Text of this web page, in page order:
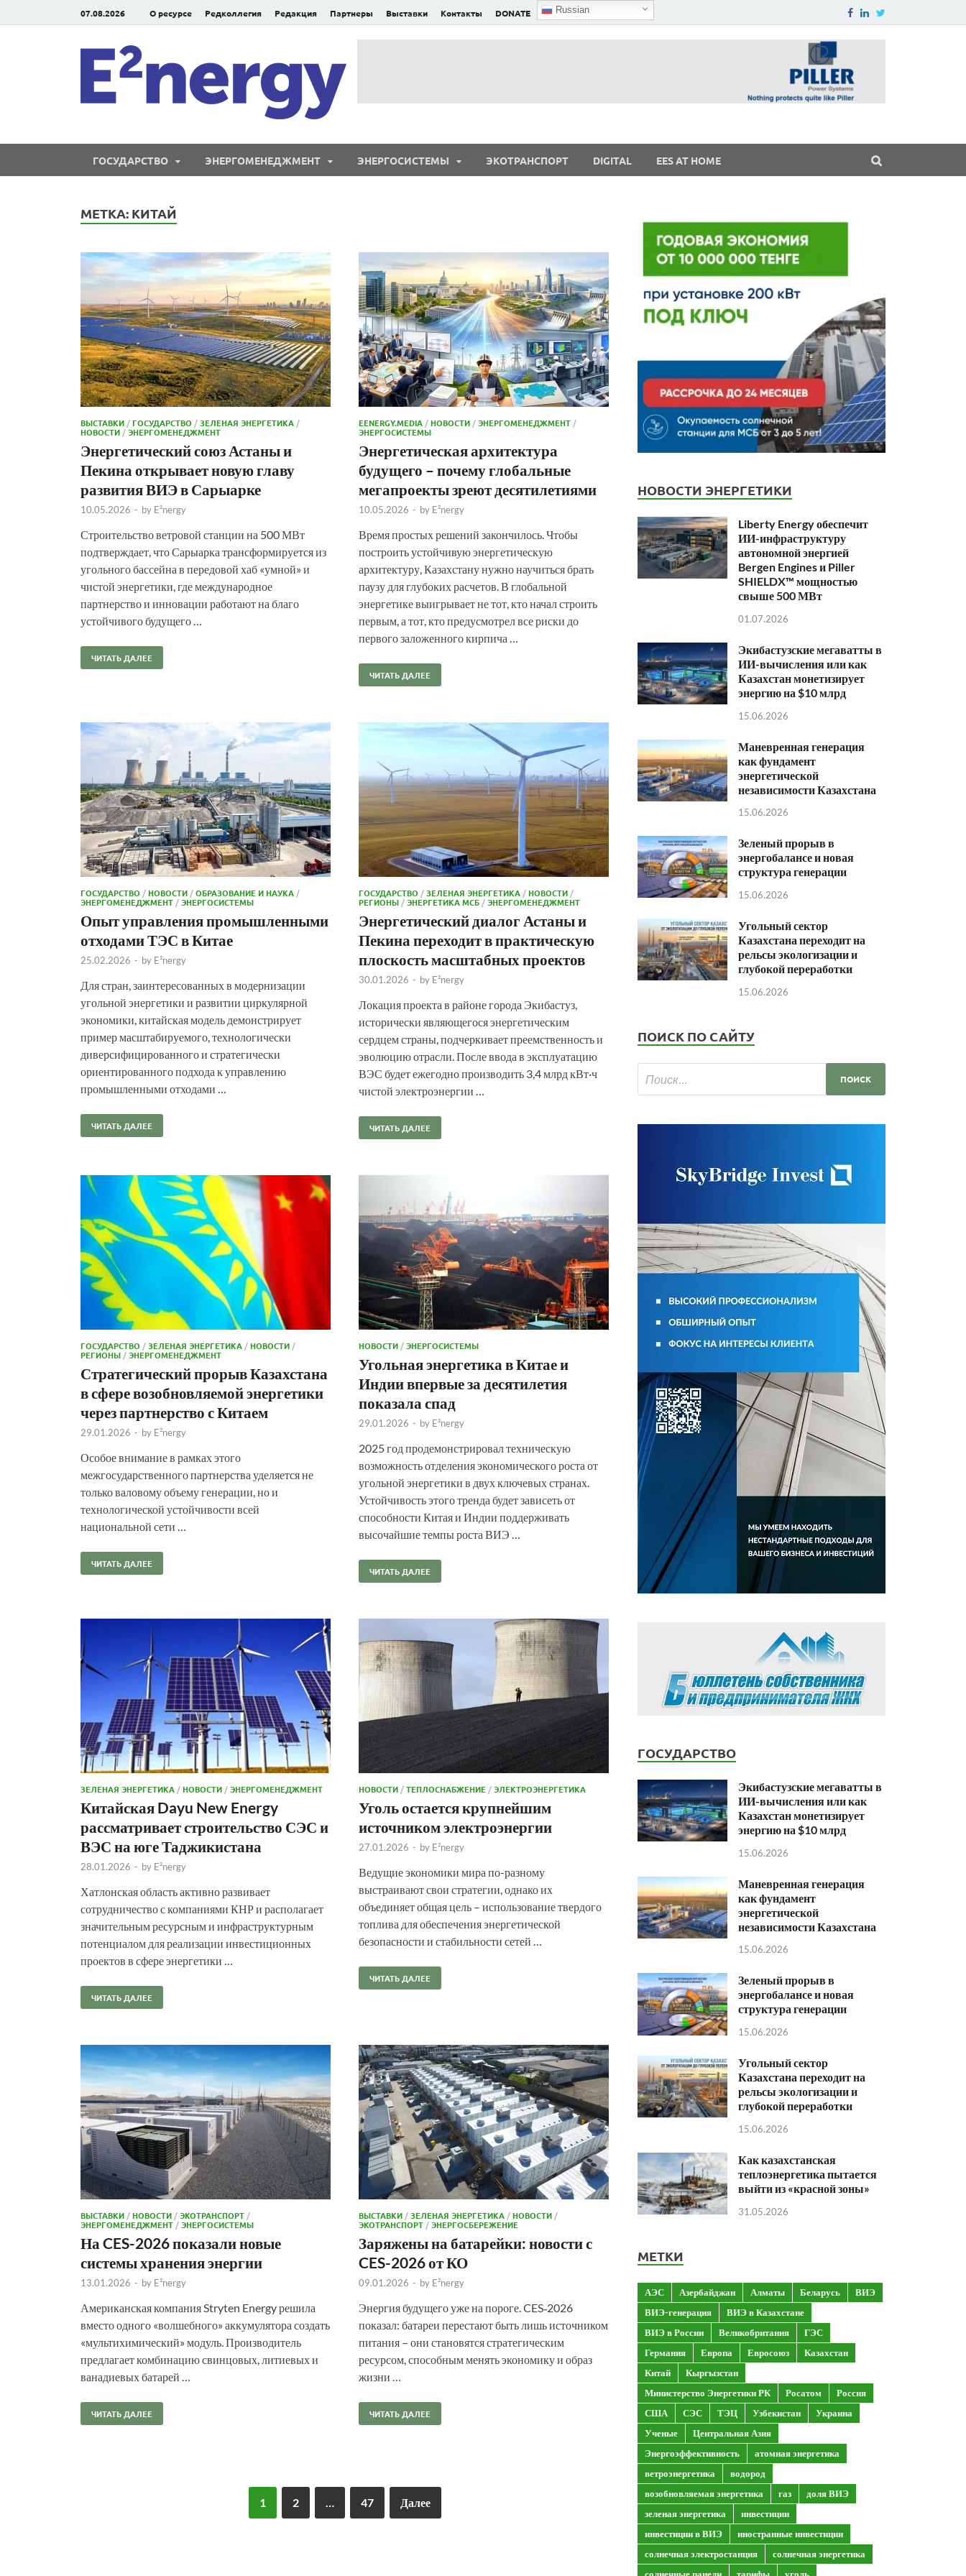
07.08.2026 О ресурсе Редколлегия Редакция Партнеры Выставки Контакты DONATE Russian
ГОСУДАРСТВО ЭНЕРГОМЕНЕДЖМЕНТ ЭНЕРГОСИСТЕМЫ ЭКОТРАНСПОРТ DIGITAL EES AT HOME
МЕТКА: КИТАЙ
ВЫСТАВКИ /ГОСУДАРСТВО /ЗЕЛЕНАЯ ЭНЕРГЕТИКА /
НОВОСТИ /ЭНЕРГОМЕНЕДЖМЕНТ
Энергетический союз Астаны и
Пекина открывает новую главу
развития ВИЭ в Сарыарке
10.05.2026 - by E²nergy
Строительство ветровой станции на 500 МВт
подтверждает, что Сарыарка трансформируется из
угольного бассейна в передовой хаб «умной» и
чистой энергетики, где международное
партнерство и инновации работают на благо
устойчивого будущего …
ЧИТАТЬ ДАЛЕЕ
EENERGY.MEDIA /НОВОСТИ /ЭНЕРГОМЕНЕДЖМЕНТ /
ЭНЕРГОСИСТЕМЫ
Энергетическая архитектура
будущего – почему глобальные
мегапроекты зреют десятилетиями
10.05.2026 - by E²nergy
Время простых решений закончилось. Чтобы
построить устойчивую энергетическую
архитектуру, Казахстану нужно научиться брать
паузу для глубоких расчетов. В глобальной
энергетике выигрывает не тот, кто начал строить
первым, а тот, кто предусмотрел все риски до
первого заложенного кирпича …
ЧИТАТЬ ДАЛЕЕ
ГОСУДАРСТВО /НОВОСТИ /ОБРАЗОВАНИЕ И НАУКА /
ЭНЕРГОМЕНЕДЖМЕНТ /ЭНЕРГОСИСТЕМЫ
Опыт управления промышленными
отходами ТЭС в Китае
25.02.2026 - by E²nergy
Для стран, заинтересованных в модернизации
угольной энергетики и развитии циркулярной
экономики, китайская модель демонстрирует
пример масштабируемого, технологически
диверсифицированного и стратегически
ориентированного подхода к управлению
промышленными отходами …
ЧИТАТЬ ДАЛЕЕ
ГОСУДАРСТВО /ЗЕЛЕНАЯ ЭНЕРГЕТИКА /НОВОСТИ /
РЕГИОНЫ /ЭНЕРГЕТИКА МСБ /ЭНЕРГОМЕНЕДЖМЕНТ
Энергетический диалог Астаны и
Пекина переходит в практическую
плоскость масштабных проектов
30.01.2026 - by E²nergy
Локация проекта в районе города Экибастуз,
исторически являющегося энергетическим
сердцем страны, подчеркивает преемственность и
эволюцию отрасли. После ввода в эксплуатацию
ВЭС будет ежегодно производить 3,4 млрд кВт·ч
чистой электроэнергии …
ЧИТАТЬ ДАЛЕЕ
ГОСУДАРСТВО /ЗЕЛЕНАЯ ЭНЕРГЕТИКА /НОВОСТИ /
РЕГИОНЫ /ЭНЕРГОМЕНЕДЖМЕНТ
Стратегический прорыв Казахстана
в сфере возобновляемой энергетики
через партнерство с Китаем
29.01.2026 - by E²nergy
Особое внимание в рамках этого
межгосударственного партнерства уделяется не
только валовому объему генерации, но и
технологической устойчивости всей
национальной сети …
ЧИТАТЬ ДАЛЕЕ
НОВОСТИ /ЭНЕРГОСИСТЕМЫ
Угольная энергетика в Китае и
Индии впервые за десятилетия
показала спад
29.01.2026 - by E²nergy
2025 год продемонстрировал техническую
возможность отделения экономического роста от
угольной энергетики в двух ключевых странах.
Устойчивость этого тренда будет зависеть от
способности Китая и Индии поддерживать
высочайшие темпы роста ВИЭ …
ЧИТАТЬ ДАЛЕЕ
ЗЕЛЕНАЯ ЭНЕРГЕТИКА /НОВОСТИ /ЭНЕРГОМЕНЕДЖМЕНТ
Китайская Dayu New Energy
рассматривает строительство СЭС и
ВЭС на юге Таджикистана
28.01.2026 - by E²nergy
Хатлонская область активно развивает
сотрудничество с компаниями КНР и располагает
значительным ресурсным и инфраструктурным
потенциалом для реализации инвестиционных
проектов в сфере энергетики …
ЧИТАТЬ ДАЛЕЕ
НОВОСТИ /ТЕПЛОСНАБЖЕНИЕ /ЭЛЕКТРОЭНЕРГЕТИКА
Уголь остается крупнейшим
источником электроэнергии
27.01.2026 - by E²nergy
Ведущие экономики мира по-разному
выстраивают свои стратегии, однако их
объединяет общая цель – использование твердого
топлива для обеспечения энергетической
безопасности и стабильности сетей …
ЧИТАТЬ ДАЛЕЕ
ВЫСТАВКИ /НОВОСТИ /ЭКОТРАНСПОРТ /
ЭНЕРГОМЕНЕДЖМЕНТ /ЭНЕРГОСИСТЕМЫ
На CES-2026 показали новые
системы хранения энергии
13.01.2026 - by E²nergy
Американская компания Stryten Energy решила
вместо одного «волшебного» аккумулятора создать
«мультихимический» модуль. Производитель
предлагает комбинацию свинцовых, литиевых и
ванадиевых батарей …
ЧИТАТЬ ДАЛЕЕ
ВЫСТАВКИ /ЗЕЛЕНАЯ ЭНЕРГЕТИКА /НОВОСТИ /
ЭКОТРАНСПОРТ /ЭНЕРГОСБЕРЕЖЕНИЕ
Заряжены на батарейки: новости с
CES-2026 от КО
09.01.2026 - by E²nergy
Энергия будущего уже на пороге. CES‑2026
показал: батареи перестают быть лишь источником
питания – они становятся стратегическим
ресурсом, способным менять экономику и образ
жизни …
ЧИТАТЬ ДАЛЕЕ
1 2 47 Далее
НОВОСТИ ЭНЕРГЕТИКИ
Liberty Energy обеспечит
ИИ-инфраструктуру
автономной энергией
Bergen Engines и Piller
SHIELDX™ мощностью
свыше 500 МВт
01.07.2026
Экибастузские мегаватты в
ИИ-вычисления или как
Казахстан монетизирует
энергию на $10 млрд
15.06.2026
Маневренная генерация
как фундамент
энергетической
независимости Казахстана
15.06.2026
Зеленый прорыв в
энергобалансе и новая
структура генерации
15.06.2026
Угольный сектор
Казахстана переходит на
рельсы экологизации и
глубокой переработки
15.06.2026
ПОИСК ПО САЙТУ
ГОСУДАРСТВО
Экибастузские мегаватты в
ИИ-вычисления или как
Казахстан монетизирует
энергию на $10 млрд
15.06.2026
Маневренная генерация
как фундамент
энергетической
независимости Казахстана
15.06.2026
Зеленый прорыв в
энергобалансе и новая
структура генерации
15.06.2026
Угольный сектор
Казахстана переходит на
рельсы экологизации и
глубокой переработки
15.06.2026
Как казахстанская
теплоэнергетика пытается
выйти из «красной зоны»
31.05.2026
МЕТКИ
АЭС Азербайджан Алматы Беларусь
ВИЭ
ВИЭ-генерация
ВИЭ в Казахстане
ВИЭ в России
Великобритания
ГЭС
Германия
Европа Евросоюз
Казахстан
Китай
Кыргызстан
Министерство Энергетики РК
Росатом
Россия
США
СЭС ТЭЦ Узбекистан
Украина
Ученые
Центральная Азия
Энергоэффективность
атомная энергетика
ветроэнергетика
водород
возобновляемая энергетика
газ
доля ВИЭ
зеленая энергетика
инвестиции
инвестиции в ВИЭ
иностранные инвестиции
солнечная электростанция
солнечная энергетика
солнечные панели
тарифы уголь